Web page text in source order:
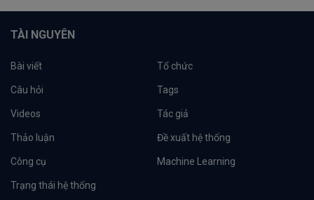
TÀI NGUYÊN
Bài viết Tổ chức
Câu hỏi Tags
Videos Tác giả
Thảo luận Đề xuất hệ thống
Công cụ Machine Learning
Trạng thái hệ thống